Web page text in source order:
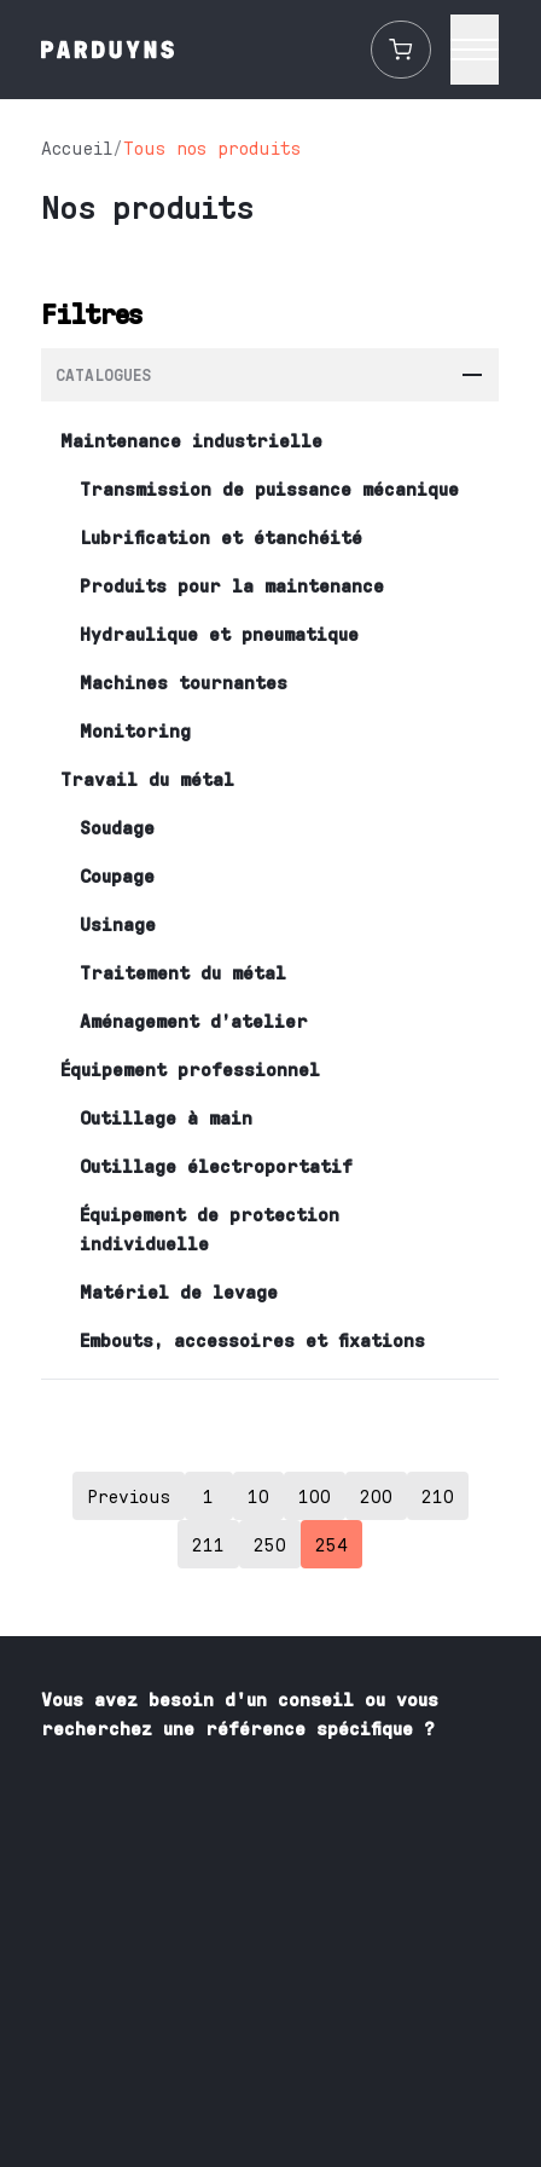
Accueil/Tous nos produits
Nos produits
Filtres
CATALOGUES
Maintenance industrielle
Transmission de puissance mécanique
Lubrification et étanchéité
Produits pour la maintenance
Hydraulique et pneumatique
Machines tournantes
Monitoring
Travail du métal
Soudage
Coupage
Usinage
Traitement du métal
Aménagement d’atelier
Équipement professionnel
Outillage à main
Outillage électroportatif
Équipement de protection
individuelle
Matériel de levage
Embouts, accessoires et fixations
Previous 1 10 100 200 210
211 250 254
Vous avez besoin d'un conseil ou vous
recherchez une référence spécifique ?